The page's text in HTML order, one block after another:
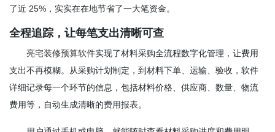
了近 25%，实实在在地节省了一大笔资金。
全程追踪，让每笔支出清晰可查
亮宅装修预算软件实现了材料采购全流程数字化管理，让费用
支出不再模糊。从采购计划制定，到材料下单、运输、验收，软件
详细记录每一个环节的信息，包括材料价格、供应商、数量、物流
费用等，自动生成清晰的费用报表。